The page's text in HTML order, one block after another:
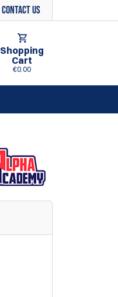
Contact Us
Shopping
Cart
€0.00